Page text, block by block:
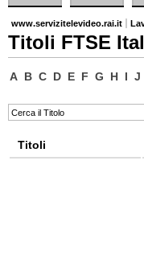
www.servizitelevideo.rai.it
Titoli FTSE
A B C D E F G H I J
Titoli